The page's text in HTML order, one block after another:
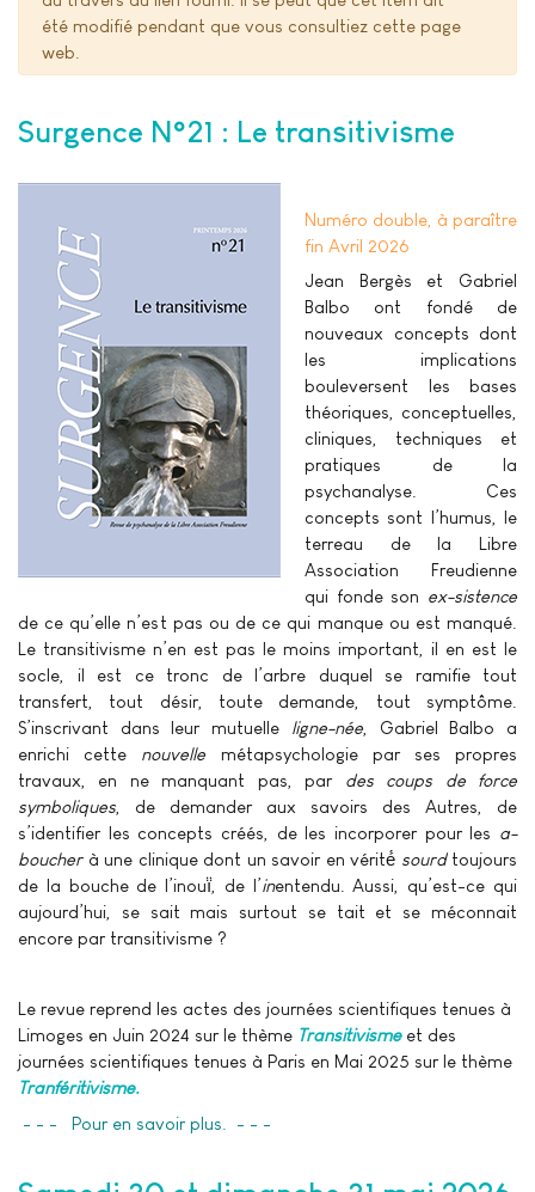
été modifié pendant que vous consultiez cette page
web.
Surgence N°21 : Le transitivisme
Numéro double, à paraître
fin Avril 2026
Jean Bergès et Gabriel
Balbo ont fondé de
nouveaux concepts dont
les implications
bouleversent les bases
théoriques, conceptuelles,
cliniques, techniques et
pratiques de la
psychanalyse. Ces
concepts sont l’humus, le
terreau de la Libre
Association Freudienne
qui fonde son ex-sistence
de ce qu’elle n’est pas ou de ce qui manque ou est manqué.
Le transitivisme n’en est pas le moins important, il en est le
socle, il est ce tronc de l’arbre duquel se ramifie tout
transfert, tout désir, toute demande, tout symptôme.
S’inscrivant dans leur mutuelle ligne-née, Gabriel Balbo a
enrichi cette nouvelle métapsychologie par ses propres
travaux, en ne manquant pas, par des coups de force
symboliques , de demander aux savoirs des Autres, de
s’identifier les concepts créés, de les incorporer pour les a-
boucherà une clinique dont un savoir en vérité́ sourdtoujours
de la bouche de l’inouï̈, de l’inentendu. Aussi, qu’est-ce qui
aujourd’hui, se sait mais surtout se tait et se méconnait
encore par transitivisme ?
Le revue reprend les actes des journées scientifiques tenues à
Limoges en Juin 2024 sur le thème Transitivismeet des
journées scientifiques tenues à Paris en Mai 2025 sur le thème
Tranféritivisme.
- - - Pour en savoir plus. - - -